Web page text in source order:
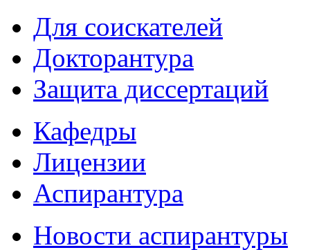
Для соискателей
Докторантура
Защита диссертаций
Кафедры
Лицензии
Аспирантура
Новости аспирантуры